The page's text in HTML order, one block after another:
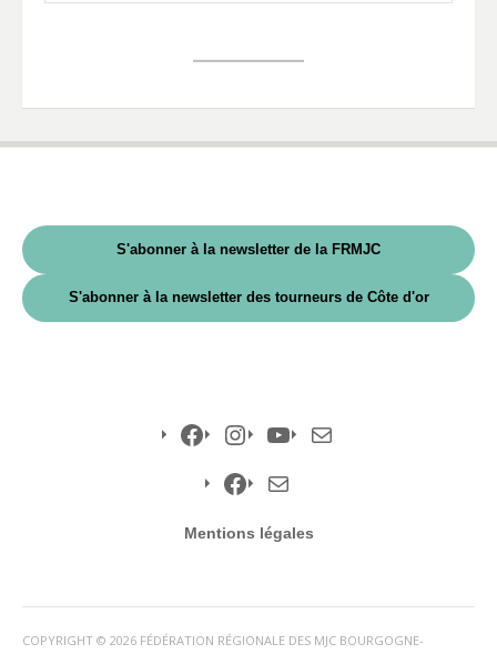
S'abonner à la newsletter de la FRMJC
S'abonner à la newsletter des tourneurs de Côte d'or
Facebook
Facebook
mail
Mentions légales
COPYRIGHT © 2026 FÉDÉRATION RÉGIONALE DES MJC BOURGOGNE-